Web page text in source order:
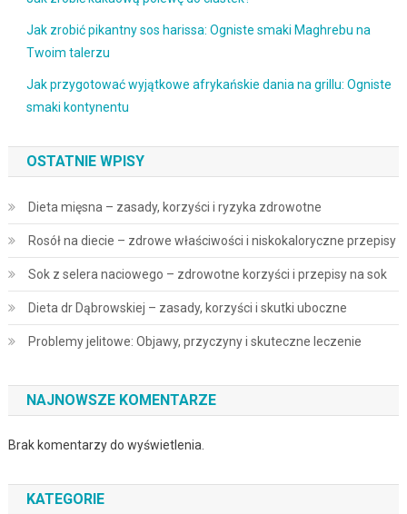
Jak zrobić pikantny sos harissa: Ogniste smaki Maghrebu na
Twoim talerzu
Jak przygotować wyjątkowe afrykańskie dania na grillu: Ogniste
smaki kontynentu
OSTATNIE WPISY
Dieta mięsna – zasady, korzyści i ryzyka zdrowotne
Rosół na diecie – zdrowe właściwości i niskokaloryczne przepisy
Sok z selera naciowego – zdrowotne korzyści i przepisy na sok
Dieta dr Dąbrowskiej – zasady, korzyści i skutki uboczne
Problemy jelitowe: Objawy, przyczyny i skuteczne leczenie
NAJNOWSZE KOMENTARZE
Brak komentarzy do wyświetlenia.
KATEGORIE